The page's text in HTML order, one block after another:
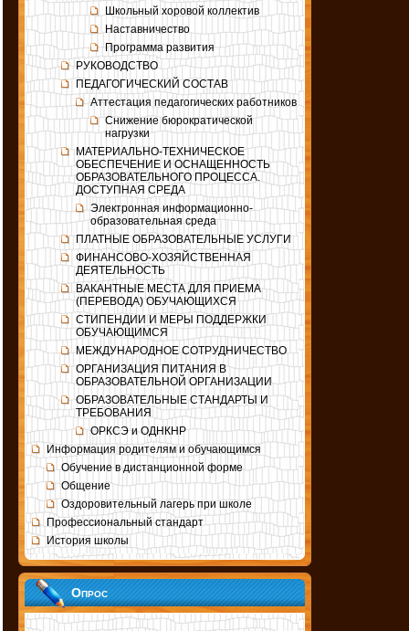
Школьный хоровой коллектив
Наставничество
Программа развития
РУКОВОДСТВО
ПЕДАГОГИЧЕСКИЙ СОСТАВ
Аттестация педагогических работников
Снижение бюрократической
нагрузки
МАТЕРИАЛЬНО-ТЕХНИЧЕСКОЕ
ОБЕСПЕЧЕНИЕ И ОСНАЩЕННОСТЬ
ОБРАЗОВАТЕЛЬНОГО ПРОЦЕССА.
ДОСТУПНАЯ СРЕДА
Электронная информационно-
образовательная среда
ПЛАТНЫЕ ОБРАЗОВАТЕЛЬНЫЕ УСЛУГИ
ФИНАНСОВО-ХОЗЯЙСТВЕННАЯ
ДЕЯТЕЛЬНОСТЬ
ВАКАНТНЫЕ МЕСТА ДЛЯ ПРИЕМА
(ПЕРЕВОДА) ОБУЧАЮЩИХСЯ
СТИПЕНДИИ И МЕРЫ ПОДДЕРЖКИ
ОБУЧАЮЩИМСЯ
МЕЖДУНАРОДНОЕ СОТРУДНИЧЕСТВО
ОРГАНИЗАЦИЯ ПИТАНИЯ В
ОБРАЗОВАТЕЛЬНОЙ ОРГАНИЗАЦИИ
ОБРАЗОВАТЕЛЬНЫЕ СТАНДАРТЫ И
ТРЕБОВАНИЯ
ОРКСЭ и ОДНКНР
Информация родителям и обучающимся
Обучение в дистанционной форме
Общение
Оздоровительный лагерь при школе
Профессиональный стандарт
История школы
Опрос